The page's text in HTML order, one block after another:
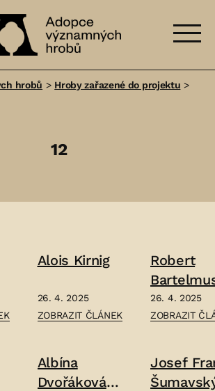
významných
hrobů > Hroby zařazené do projektu >
12
Alois Kirnig
26. 4. 2025
ČLÁNEK:
–
ZOBRAZIT ČLÁNEK
Robert
26. 4. 2025
ČLÁNEK:
–
ZOBRAZIT
Albína
Dvořáková
Josef